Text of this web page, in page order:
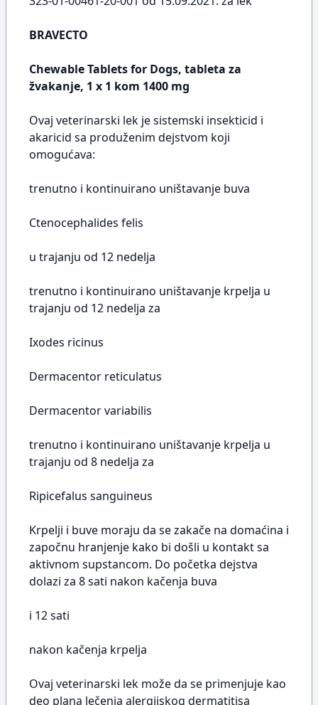
BRAVECTO
Chewable Tablets for Dogs, tableta za
žvakanje, 1 x 1 kom 1400 mg
Ovaj veterinarski lek je sistemski insekticid i
akaricid sa produženim dejstvom koji
omogućava:
trenutno i kontinuirano uništavanje buva
Ctenocephalides felis
u trajanju od 12 nedelja
trenutno i kontinuirano uništavanje krpelja u
trajanju od 12 nedelja za
Ixodes ricinus
Dermacentor reticulatus
Dermacentor variabilis
trenutno i kontinuirano uništavanje krpelja u
trajanju od 8 nedelja za
Ripicefalus sanguineus
Krpelji i buve moraju da se zakače na domaćina i
započnu hranjenje kako bi došli u kontakt sa
aktivnom supstancom. Do početka dejstva
dolazi za 8 sati nakon kačenja buva
i 12 sati
nakon kačenja krpelja
Ovaj veterinarski lek može da se primenjuje kao
deo plana lečenja alergijskog dermatitisa